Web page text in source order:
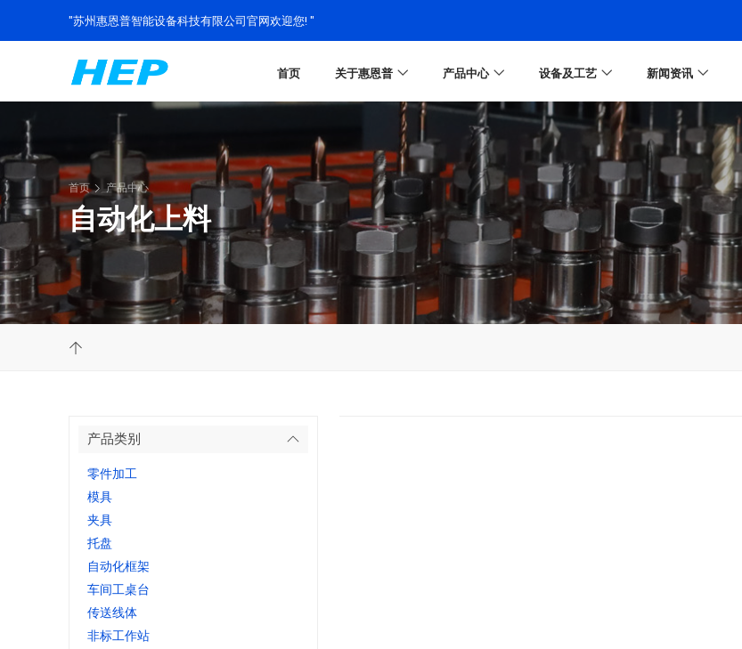
"苏州惠恩普智能设备科技有限公司官网欢迎您! "
首页 关于惠恩普 产品中心 设备及工艺 新闻资讯
首页 产品中心
自动化上料
产品类别
零件加工
模具
夹具
托盘
自动化框架
车间工桌台
传送线体
非标工作站